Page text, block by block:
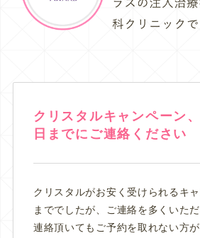
クリスタルキャンペーン
日までにご連絡ください
クリスタルがお安く受けられるキ
まででしたが、ご連絡を多くいた
連絡頂いてもご予約を取れない方